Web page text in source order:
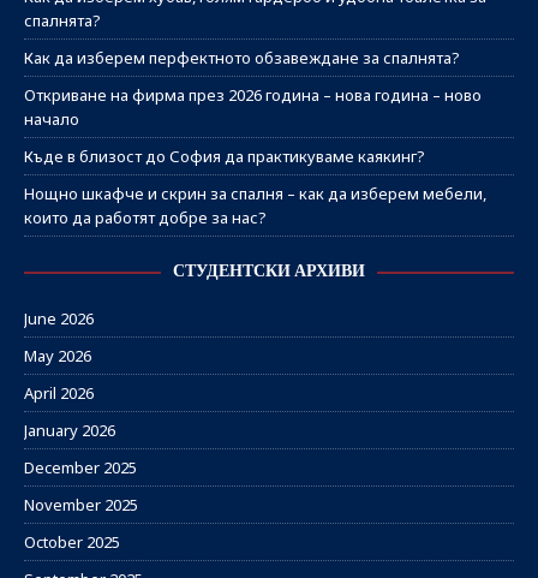
спалнята?
Как да изберем перфектното обзавеждане за спалнята?
Откриване на фирма през 2026 година – нова година – ново
начало
Къде в близост до София да практикуваме каякинг?
Нощно шкафче и скрин за спалня – как да изберем мебели,
които да работят добре за нас?
СТУДЕНТСКИ АРХИВИ
June 2026
May 2026
April 2026
January 2026
December 2025
November 2025
October 2025